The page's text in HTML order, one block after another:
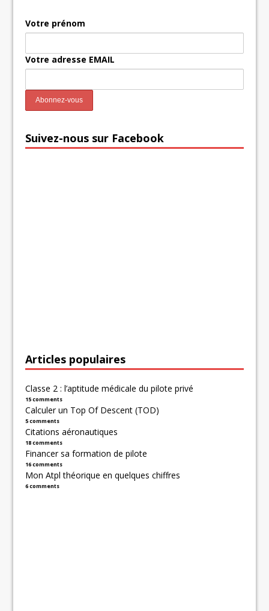
Votre prénom
Votre adresse EMAIL
Suivez-nous sur Facebook
Articles populaires
Classe 2 : l’aptitude médicale du pilote privé
15 comments
Calculer un Top Of Descent (TOD)
5 comments
Citations aéronautiques
18 comments
Financer sa formation de pilote
16 comments
Mon Atpl théorique en quelques chiffres
6 comments